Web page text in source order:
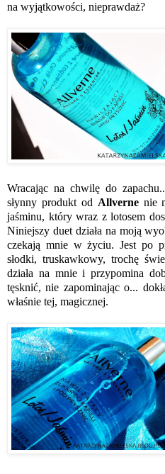
na wyjątkowości, nieprawdaż?
Wracając na chwilę do
słynny produkt od Allvernenie
jaśminu, który wraz z lotosem
Niniejszy duet działa na moją
czekają mnie w życiu. Jest po
słodki, truskawkowy, trochę
działa na mnie i przypomina
tęsknić, nie zapominając o...
właśnie tej, magicznej.